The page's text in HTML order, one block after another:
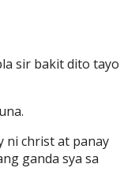
sir bakit dito tayo
ni christ at panay
ganda sya sa